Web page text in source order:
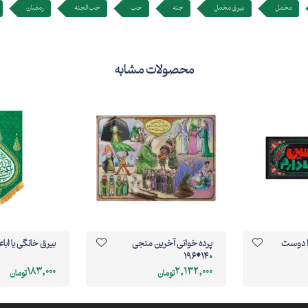
مخمل بیرق مخمل جنه حب حب الجنه رمضان
محصولات مشابه
دوست
پرده خوانی آخرین منجی
140*196
2,132,000تومان
بیرق خانگی یا
183,000تومان